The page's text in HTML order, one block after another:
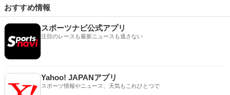
おすすめ情報
スポーツナビ公式アプリ
注目のレースも最新ニュースも逃さない
Yahoo! JAPANアプリ
スポーツ情報やニュース、天気もこれひとつで